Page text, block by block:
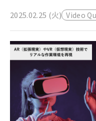
2025.02.25 (火) Video